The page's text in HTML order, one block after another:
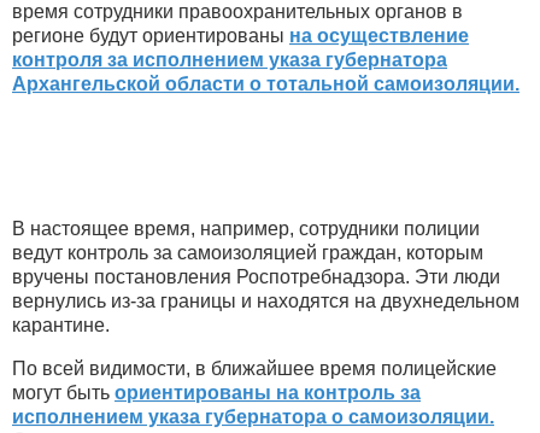
время сотрудники правоохранительных органов в
регионе будут ориентированы на осуществление
контроля за исполнением указа губернатора
Архангельской области о тотальной самоизоляции.
В настоящее время, например, сотрудники полиции
ведут контроль за самоизоляцией граждан, которым
вручены постановления Роспотребнадзора. Эти люди
вернулись из-за границы и находятся на двухнедельном
карантине.
По всей видимости, в ближайшее время полицейские
могут быть ориентированы на контроль за
исполнением указа губернатора о самоизоляции.